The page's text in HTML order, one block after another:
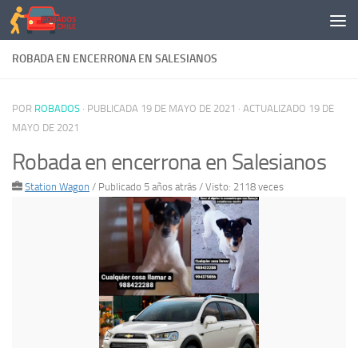
Saltar al contenido
ROBADA EN ENCERRONA EN SALESIANOS
POR ROBADOS · PUBLICADA 19 DE MAYO DE 2021 · ACTUALIZADO 19 DE
MAYO DE 2021
Robada en encerrona en Salesianos
Station Wagon / Publicado 5 años atrás / Visto: 2118 veces